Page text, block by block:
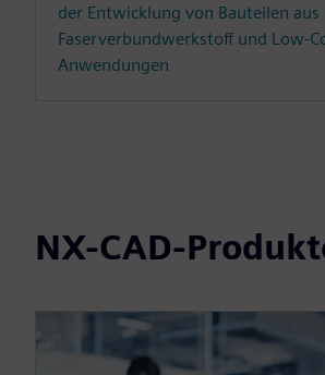
der Entwicklung von Bauteilen aus
Faserverbundwerkstoff und Low-
Anwendungen
NX-CAD-